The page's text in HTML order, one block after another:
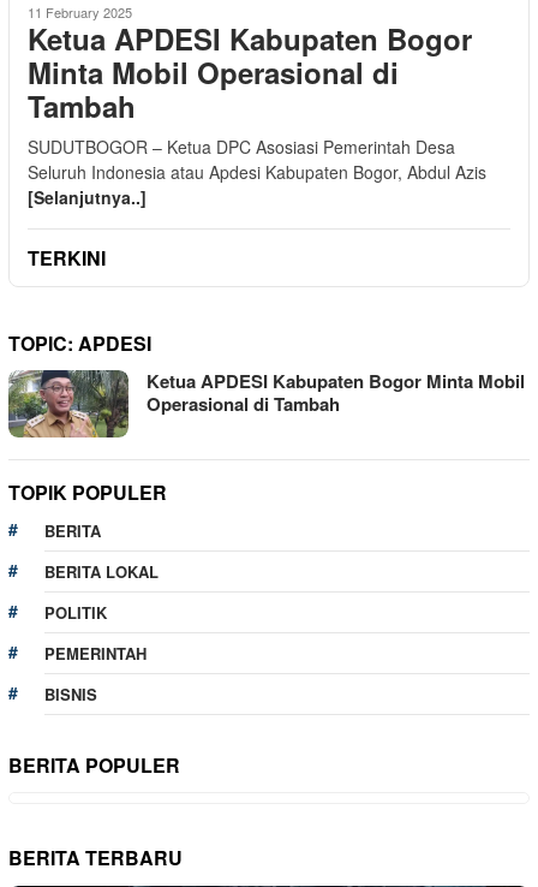
11 February 2025
Ketua APDESI Kabupaten Bogor
Minta Mobil Operasional di
Tambah
SUDUTBOGOR – Ketua DPC Asosiasi Pemerintah Desa
Seluruh Indonesia atau Apdesi Kabupaten Bogor, Abdul Azis
[Selanjutnya..]
TERKINI
TOPIC: APDESI
Ketua APDESI Kabupaten Bogor Minta Mobil
Operasional di Tambah
TOPIK POPULER
BERITA
BERITA LOKAL
POLITIK
PEMERINTAH
BISNIS
BERITA POPULER
BERITA TERBARU